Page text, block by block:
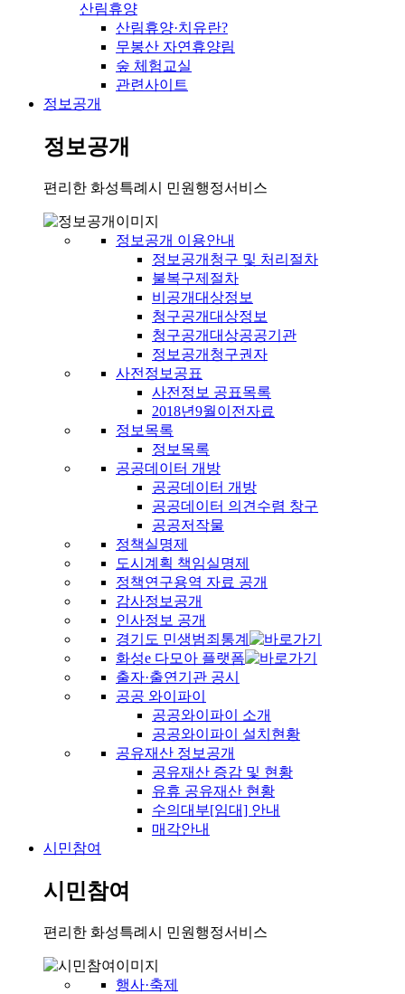
산림휴양
산림휴양·치유란?
무봉산 자연휴양림
숲 체험교실
관련사이트
정보공개
정보공개
편리한 화성특례시 민원행정서비스
정보공개 이용안내
정보공개청구 및 처리절차
불복구제절차
비공개대상정보
청구공개대상정보
청구공개대상공공기관
정보공개청구권자
사전정보공표
사전정보 공표목록
2018년9월이전자료
정보목록
정보목록
공공데이터 개방
공공데이터 개방
공공데이터 의견수렴 창구
공공저작물
정책실명제
도시계획 책임실명제
정책연구용역 자료 공개
감사정보공개
인사정보 공개
경기도 민생범죄통계
화성e 다모아 플랫폼
출자·출연기관 공시
공공 와이파이
공공와이파이 소개
공공와이파이 설치현황
공유재산 정보공개
공유재산 증감 및 현황
유휴 공유재산 현황
수의대부[임대] 안내
매각안내
시민참여
시민참여
편리한 화성특례시 민원행정서비스
행사·축제